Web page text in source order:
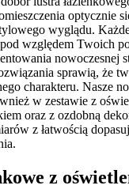
optycznie
wyglądu.
względem Twoich
nowoczesnej
sprawią, że
charakteru. Nasze
w zestawie z
oraz z ozdobną
z łatwością
z